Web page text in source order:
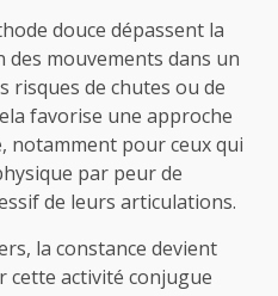
douce dépassent la
des mouvements dans un
risques de chutes ou de
favorise une approche
notamment pour ceux qui
par peur de
de leurs articulations.
la constance devient
cette activité conjugue